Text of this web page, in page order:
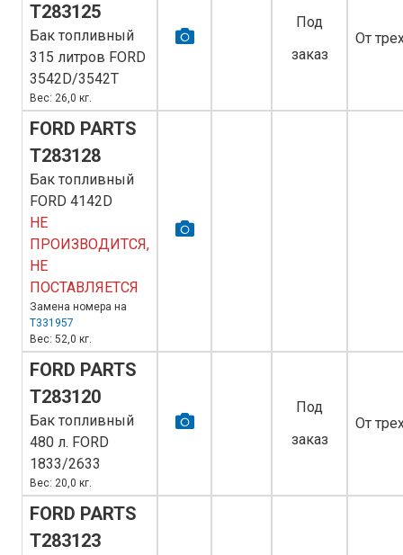
T283125
Бак топливный
315 литров FORD
3542D/3542T
Вес: 26,0 кг.
Под
заказ
От
FORD PARTS
T283128
Бак топливный
FORD 4142D
НЕ
ПРОИЗВОДИТСЯ,
НЕ
ПОСТАВЛЯЕТСЯ
Замена номера на
T331957
Вес: 52,0 кг.
FORD PARTS
T283120
Бак топливный
480 л. FORD
1833/2633
Вес: 20,0 кг.
Под
заказ
От
FORD PARTS
T283123